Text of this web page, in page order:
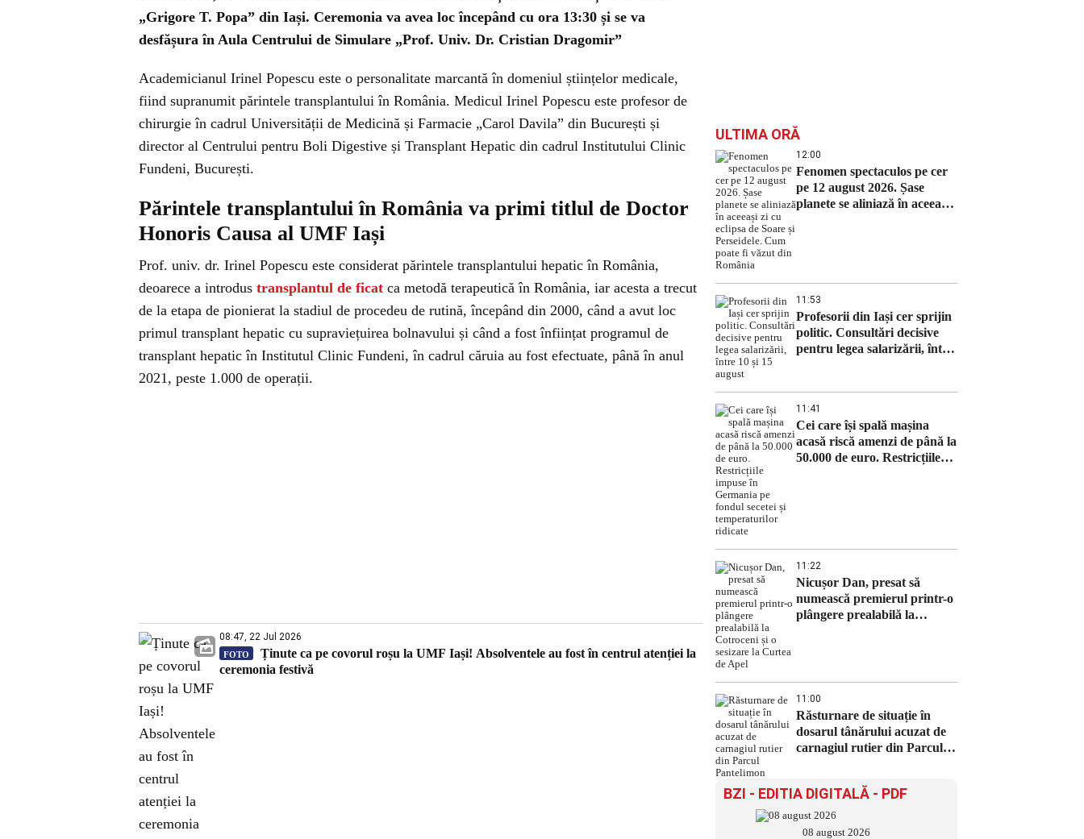
„Grigore T. Popa” din Iași. Ceremonia va avea loc începând cu ora 13:30 și se va
desfășura în Aula Centrului de Simulare „Prof. Univ. Dr. Cristian Dragomir”
Academicianul Irinel Popescu este o personalitate marcantă în domeniul științelor medicale,
fiind supranumit părintele transplantului în România. Medicul Irinel Popescu este profesor de
chirurgie în cadrul Universității de Medicină și Farmacie „Carol Davila” din București și
director al Centrului pentru Boli Digestive și Transplant Hepatic din cadrul Institutului Clinic
Fundeni, București.
Părintele transplantului în România va primi titlul de Doctor
Honoris Causa al UMF Iași
Prof. univ. dr. Irinel Popescu este considerat părintele transplantului hepatic în România,
deoarece a introdus transplantul de ficat ca metodă terapeutică în România, iar acesta a trecut
de la etapa de pionierat la stadiul de procedeu de rutină, începând din 2000, când a avut loc
primul transplant hepatic cu supraviețuirea bolnavului și când a fost înființat programul de
transplant hepatic în Institutul Clinic Fundeni, în cadrul căruia au fost efectuate, până în anul
2021, peste 1.000 de operații.
08:47, 22 Jul 2026
FOTO
Ținute ca pe covorul roșu la UMF Iași! Absolventele au fost în centrul atenției la
ceremonia festivă
ULTIMA ORĂ
12:00
Fenomen spectaculos pe cer
pe 12 august 2026. Șase
planete se aliniază în aceeași
11:53
Profesorii din Iași cer sprijin
politic. Consultări decisive
pentru legea salarizării, între
11:41
Cei care își spală mașina
acasă riscă amenzi de până la
50.000 de euro. Restricțiile
11:22
Nicușor Dan, presat să
numească premierul printr-o
plângere prealabilă la
11:00
Răsturnare de situație în
dosarul tânărului acuzat de
carnagiul rutier din Parcul
BZI - EDITIA DIGITALĂ - PDF
08 august 2026